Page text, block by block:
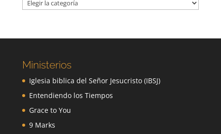
Ministerios
Iglesia biblica del Señor Jesucristo (IBSJ)
Entendiendo los Tiempos
Grace to You
9 Marks